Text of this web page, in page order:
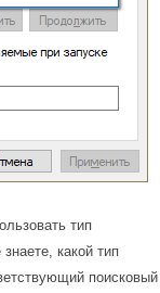
тип
какой тип
поисковый